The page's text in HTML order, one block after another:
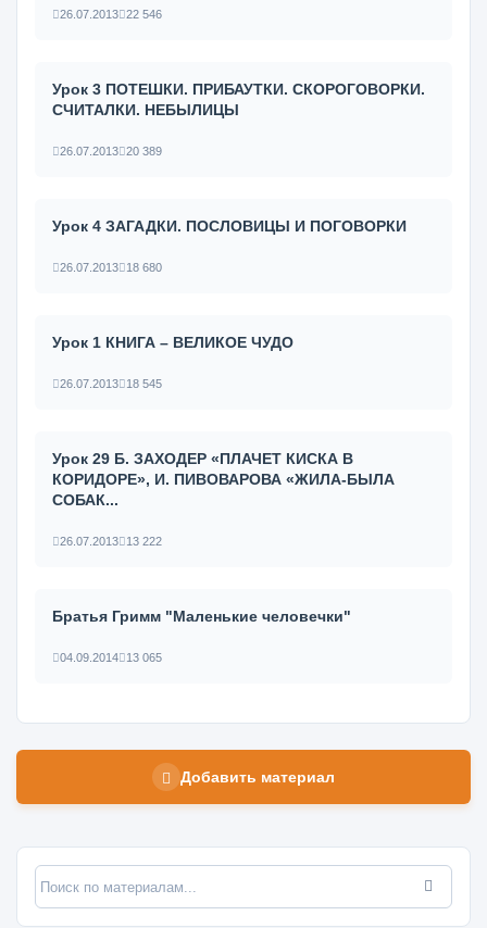
26.07.2013 22 546
Урок 3 ПОТЕШКИ. ПРИБАУТКИ. СКОРОГОВОРКИ.
СЧИТАЛКИ. НЕБЫЛИЦЫ
26.07.2013 20 389
Урок 4 ЗАГАДКИ. ПОСЛОВИЦЫ И ПОГОВОРКИ
26.07.2013 18 680
Урок 1 КНИГА – ВЕЛИКОЕ ЧУДО
26.07.2013 18 545
Урок 29 Б. ЗАХОДЕР «ПЛАЧЕТ КИСКА В
КОРИДОРЕ», И. ПИВОВАРОВА «ЖИЛА-БЫЛА
СОБАК...
26.07.2013 13 222
Братья Гримм "Маленькие человечки"
04.09.2014 13 065
Добавить материал